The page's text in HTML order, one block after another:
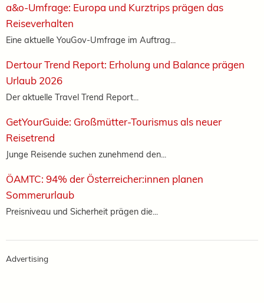
a&o-Umfrage: Europa und Kurztrips prägen das
Reiseverhalten
Eine aktuelle YouGov-Umfrage im Auftrag...
Dertour Trend Report: Erholung und Balance prägen
Urlaub 2026
Der aktuelle Travel Trend Report...
GetYourGuide: Großmütter-Tourismus als neuer
Reisetrend
Junge Reisende suchen zunehmend den...
ÖAMTC: 94% der Österreicher:innen planen
Sommerurlaub
Preisniveau und Sicherheit prägen die...
Advertising